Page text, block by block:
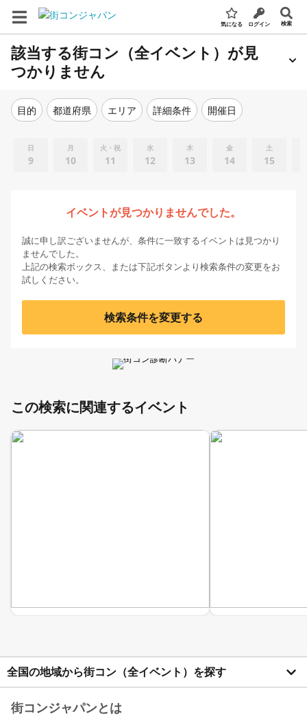
気になる ログイン 検索
該当する街コン（全イベント）が見
つかりません
目的 都道府県 エリア 詳細条件 開催日
日
9
月
10
火・祝
11
水
12
木
13
金
14
土
15
イベントが見つかりませんでした。
誠に申し訳ございませんが、条件に一致するイベントは見つかり
ませんでした。
上記の検索ボックス、または下記ボタンより検索条件の変更をお
試しください。
検索条件を変更する
この検索に関連するイベント
全国の地域から街コン（全イベント）を探す
街コンジャパンとは